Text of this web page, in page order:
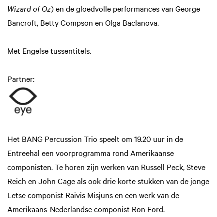
Wizard of Oz) en de gloedvolle performances van George
Bancroft, Betty Compson en Olga Baclanova.
Met Engelse tussentitels.
Partner:
Het BANG Percussion Trio speelt om 19.20 uur in de
Entreehal een voorprogramma rond Amerikaanse
componisten. Te horen zijn werken van Russell Peck, Steve
Reich en John Cage als ook drie korte stukken van de jonge
Letse componist Raivis Misjuns en een werk van de
Amerikaans-Nederlandse componist Ron Ford.